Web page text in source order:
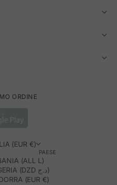
ORDINE
(EUR €)
PAESE
(ALL L)
ALGERIA (DZD د.ج)
(EUR €)